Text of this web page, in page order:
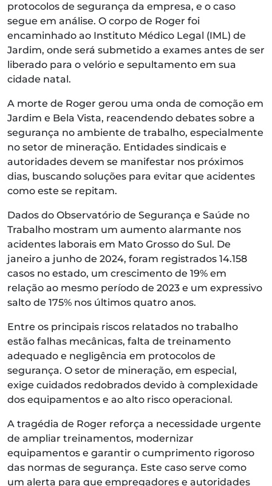
protocolos de segurança da empresa, e o caso
segue em análise. O corpo de Roger foi
encaminhado ao Instituto Médico Legal (IML) de
Jardim, onde será submetido a exames antes de ser
liberado para o velório e sepultamento em sua
cidade natal.
A morte de Roger gerou uma onda de comoção em
Jardim e Bela Vista, reacendendo debates sobre a
segurança no ambiente de trabalho, especialmente
no setor de mineração. Entidades sindicais e
autoridades devem se manifestar nos próximos
dias, buscando soluções para evitar que acidentes
como este se repitam.
Dados do Observatório de Segurança e Saúde no
Trabalho mostram um aumento alarmante nos
acidentes laborais em Mato Grosso do Sul. De
janeiro a junho de 2024, foram registrados 14.158
casos no estado, um crescimento de 19% em
relação ao mesmo período de 2023 e um expressivo
salto de 175% nos últimos quatro anos.
Entre os principais riscos relatados no trabalho
estão falhas mecânicas, falta de treinamento
adequado e negligência em protocolos de
segurança. O setor de mineração, em especial,
exige cuidados redobrados devido à complexidade
dos equipamentos e ao alto risco operacional.
A tragédia de Roger reforça a necessidade urgente
de ampliar treinamentos, modernizar
equipamentos e garantir o cumprimento rigoroso
das normas de segurança. Este caso serve como
um alerta para que empregadores e autoridades